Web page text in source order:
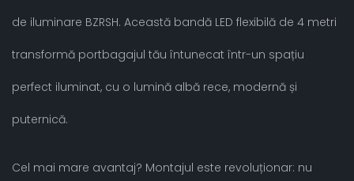
de iluminare BZRSH. Această bandă LED flexibilă de 4 metri
transformă portbagajul tău întunecat într-un spațiu
perfect iluminat, cu o lumină albă rece, modernă și
puternică.
Cel mai mare avantaj? Montajul este revoluționar: nu